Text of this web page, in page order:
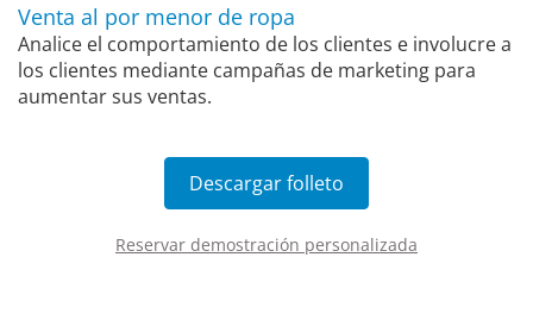
Venta al por menor de ropa
Analice el comportamiento de los clientes e involucre a
los clientes mediante campañas de marketing para
aumentar sus ventas.
Descargar folleto
Reservar demostración personalizada